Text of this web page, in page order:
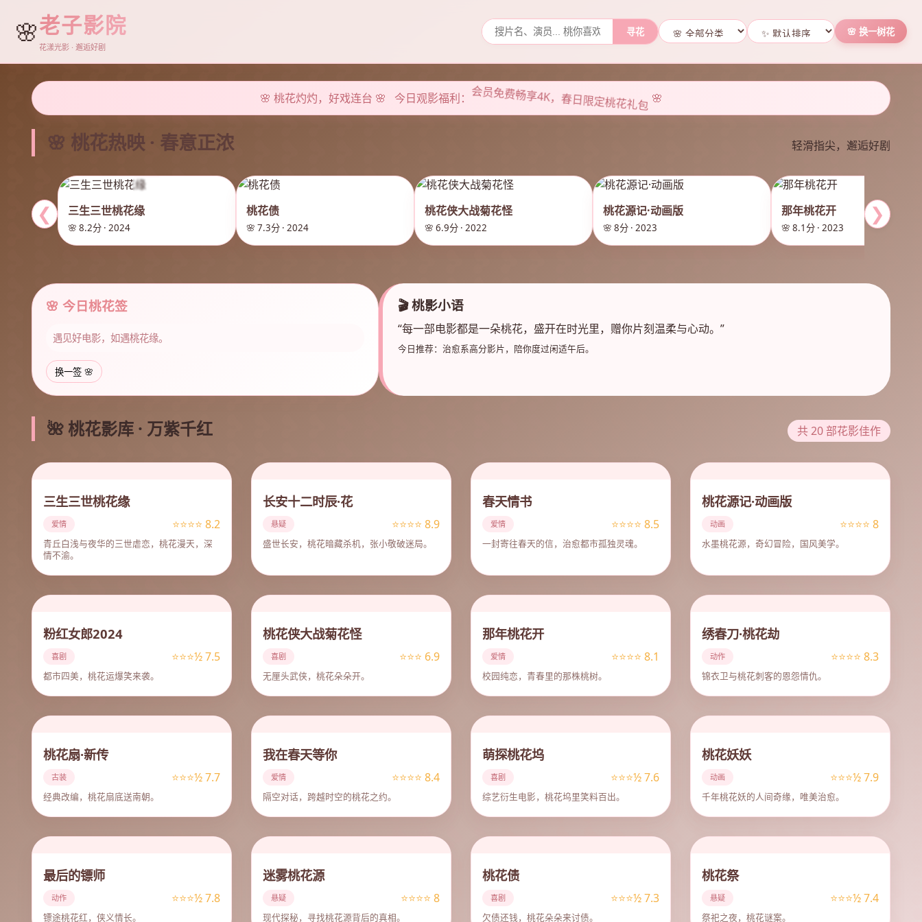
🌸老子影院
花漾光影 · 邂逅好剧
寻花 🌸 换一树花
🌸 桃花灼灼，好戏连台 🌸 今日观影福利： 会员免费畅享4K，春日限定桃花礼包 🌸
🌸 桃花热映 · 春意正浓 轻滑指尖，邂逅好剧
❮ 三生三世桃花缘
🌸 8.2分 · 2024
桃花债
🌸 7.3分 · 2024
桃花侠大战菊花怪
🌸 6.9分 · 2022
桃花源记·动画版
🌸 8分 · 2023
那年桃花开
🌸 8.1分 · 2023
❯
🌸 今日桃花签
遇见好电影，如遇桃花缘。
换一签 🌸
🎬 桃影小语
“每一部电影都是一朵桃花，盛开在时光里，赠你片刻温柔与心动。”
今日推荐：治愈系高分影片，陪你度过闲适午后。
🌺 桃花影库 · 万紫千红 共 20 部花影佳作
三生三世桃花缘
爱情 ⭐⭐⭐⭐ 8.2
青丘白浅与夜华的三世虐恋，桃花漫天，深
情不渝。
长安十二时辰·花
悬疑 ⭐⭐⭐⭐ 8.9
盛世长安，桃花暗藏杀机，张小敬破迷局。
春天情书
爱情 ⭐⭐⭐⭐ 8.5
一封寄往春天的信，治愈都市孤独灵魂。
桃花源记·动画版
动画 ⭐⭐⭐⭐ 8
水墨桃花源，奇幻冒险，国风美学。
粉红女郎2024
喜剧 ⭐⭐⭐½ 7.5
都市四美，桃花运爆笑来袭。
桃花侠大战菊花怪
喜剧 ⭐⭐⭐ 6.9
无厘头武侠，桃花朵朵开。
那年桃花开
爱情 ⭐⭐⭐⭐ 8.1
校园纯恋，青春里的那株桃树。
绣春刀·桃花劫
动作 ⭐⭐⭐⭐ 8.3
锦衣卫与桃花刺客的恩怨情仇。
桃花扇·新传
古装 ⭐⭐⭐½ 7.7
经典改编，桃花扇底送南朝。
我在春天等你
爱情 ⭐⭐⭐⭐ 8.4
隔空对话，跨越时空的桃花之约。
萌探桃花坞
喜剧 ⭐⭐⭐½ 7.6
综艺衍生电影，桃花坞里笑料百出。
桃花妖妖
动画 ⭐⭐⭐½ 7.9
千年桃花妖的人间奇缘，唯美治愈。
最后的镖师
动作 ⭐⭐⭐½ 7.8
镖途桃花红，侠义情长。
迷雾桃花源
悬疑 ⭐⭐⭐⭐ 8
现代探秘，寻找桃花源背后的真相。
桃花债
喜剧 ⭐⭐⭐½ 7.3
欠债还钱，桃花朵朵来讨债。
桃花祭
悬疑 ⭐⭐⭐½ 7.4
祭祀之夜，桃花谜案。